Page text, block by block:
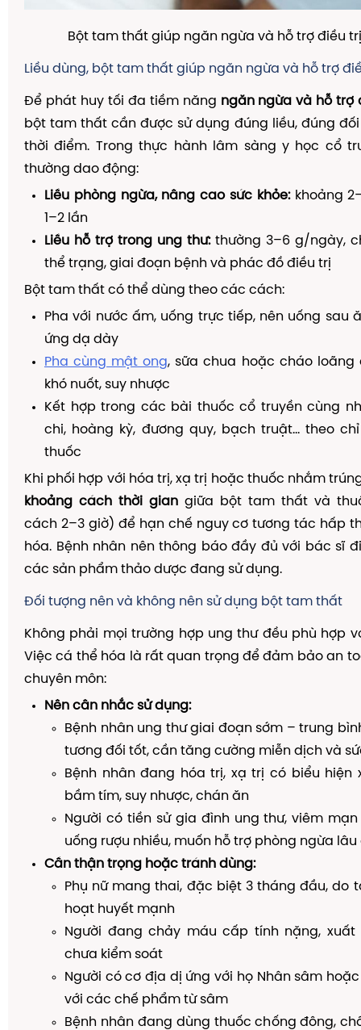
Bột tam thất giúp ngăn ngừa và hỗ trợ điều
Liều dùng, bột tam thất giúp ngăn ngừa và hỗ trợ
Để phát huy tối đa tiềm năng ngăn ngừa và hỗ trợ
bột tam thất cần được sử dụng đúng liều, đúng
thời điểm. Trong thực hành lâm sàng y học cổ
thường dao động:
Liều phòng ngừa, nâng cao sức khỏe:khoảng
1–2 lần
Liều hỗ trợ trong ung thư:thường 3–6 g/ngày,
thể trạng, giai đoạn bệnh và phác đồ điều trị
Bột tam thất có thể dùng theo các cách:
Pha với nước ấm, uống trực tiếp, nên uống sau
ứng dạ dày
Pha cùng mật ong, sữa chua hoặc cháo loãng
khó nuốt, suy nhược
Kết hợp trong các bài thuốc cổ truyền cùng
chi, hoàng kỳ, đương quy, bạch truật… theo
thuốc
Khi phối hợp với hóa trị, xạ trị hoặc thuốc nhắm
khoảng cách thời gian giữa bột tam thất và
cách 2–3 giờ) để hạn chế nguy cơ tương tác hấp
hóa. Bệnh nhân nên thông báo đầy đủ với bác sĩ
các sản phẩm thảo dược đang sử dụng.
Đối tượng nên và không nên sử dụng bột tam thất
Không phải mọi trường hợp ung thư đều phù hợp
Việc cá thể hóa là rất quan trọng để đảm bảo an
chuyên môn:
Nên cân nhắc sử dụng:
Bệnh nhân ung thư giai đoạn sớm – trung
tương đối tốt, cần tăng cường miễn dịch và
Bệnh nhân đang hóa trị, xạ trị có biểu hiện
bầm tím, suy nhược, chán ăn
Người có tiền sử gia đình ung thư, viêm
uống rượu nhiều, muốn hỗ trợ phòng ngừa lâu
Cần thận trọng hoặc tránh dùng:
Phụ nữ mang thai, đặc biệt 3 tháng đầu, do
hoạt huyết mạnh
Người đang chảy máu cấp tính nặng, xuất
chưa kiểm soát
Người có cơ địa dị ứng với họ Nhân sâm
với các chế phẩm từ sâm
Bệnh nhân đang dùng thuốc chống đông,